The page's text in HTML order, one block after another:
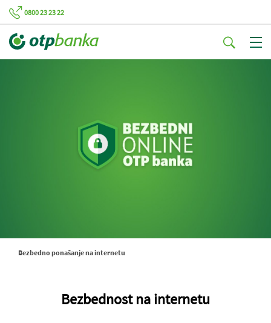
0800 23 23 22
Bezbedno ponašanje na internetu
Bezbednost na internetu